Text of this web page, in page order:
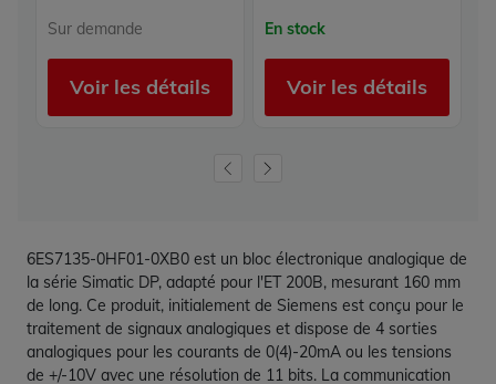
Sur demande
Voir les détails
En stock
Voir les détails
6ES7135-0HF01-0XB0 est un bloc électronique analogique de
la série Simatic DP, adapté pour l'ET 200B, mesurant 160 mm
de long. Ce produit, initialement de Siemens est conçu pour le
traitement de signaux analogiques et dispose de 4 sorties
analogiques pour les courants de 0(4)-20mA ou les tensions
de +/-10V avec une résolution de 11 bits. La communication